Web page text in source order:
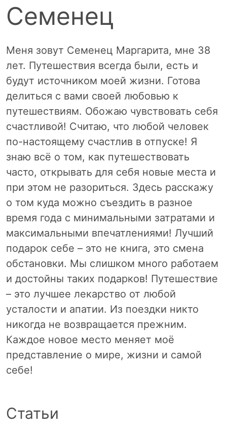
Семенец
Меня зовут Семенец Маргарита, мне 38
лет. Путешествия всегда были, есть и
будут источником моей жизни. Готова
делиться с вами своей любовью к
путешествиям. Обожаю чувствовать себя
счастливой! Считаю, что любой человек
по-настоящему счастлив в отпуске! Я
знаю всё о том, как путешествовать
часто, открывать для себя новые места и
при этом не разориться. Здесь расскажу
о том куда можно съездить в разное
время года с минимальными затратами и
максимальными впечатлениями! Лучший
подарок себе – это не книга, это смена
обстановки. Мы слишком много работаем
и достойны таких подарков! Путешествие
– это лучшее лекарство от любой
усталости и апатии. Из поездки никто
никогда не возвращается прежним.
Каждое новое место меняет моё
представление о мире, жизни и самой
себе!
Статьи